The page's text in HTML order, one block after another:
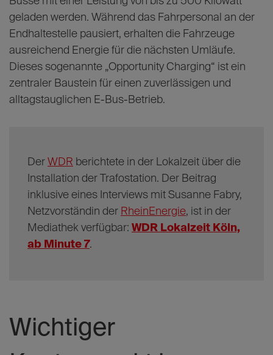
In der neuen Station wird elektrische Energie für den
Einsatz im E-Bus-Betrieb aufbereitet. Aus dem
Mittelspannungs-Netz des öffentlichen Stromnetzes
entsteht Gleichstrom mit hoher Leistung. Dieser
kann direkt in die Batterien der Elektrobusse fließen.
An der Haltestelle Porz Markt stehen künftig drei
Endhaltestelle pausiert, erhalten die Fahrzeuge
ausreichend Energie für die nächsten Umläufe.
Dieses sogenannte „Opportunity Charging“ ist ein
zentraler Baustein für einen zuverlässigen und
alltagstauglichen E-Bus-Betrieb.
inklusive eines Interviews mit Susanne Fabry,